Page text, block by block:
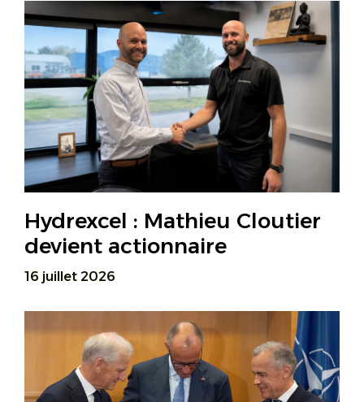
Hydrexcel : Mathieu Cloutier
devient actionnaire
16 juillet 2026